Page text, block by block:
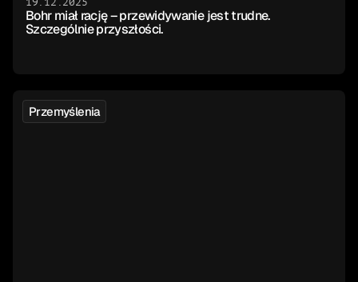
19.12.2025
Bohr miał rację – przewidywanie jest trudne.
Szczególnie przyszłości.
Przemyślenia